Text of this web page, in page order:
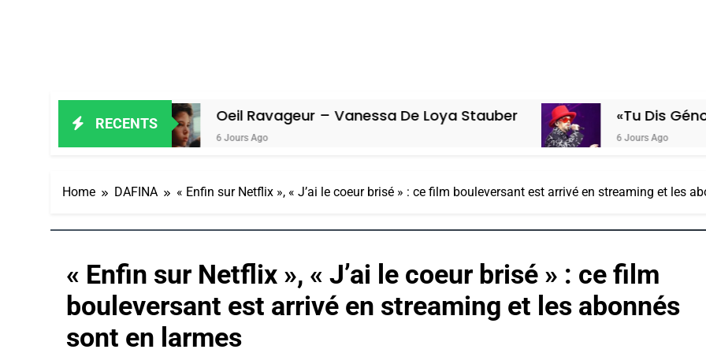
RECENTS
Oeil Ravageur – Vanessa De Loya Stauber «Tu Dis Génocide, Je Dis
6 Jours Ago
Home DAFINA « Enfin sur Netflix », « J’ai le coeur brisé » : ce film bouleversant est arrivé en streaming et les
« Enfin sur Netflix », « J’ai le coeur brisé » : ce film
bouleversant est arrivé en streaming et les abonnés
sont en larmes